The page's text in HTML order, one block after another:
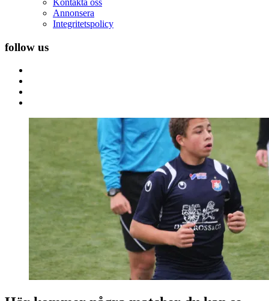
Kontakta oss
Annonsera
Integritetspolicy
follow us